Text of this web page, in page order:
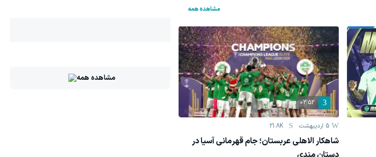
مشاهده همه
02:52
5 اردیبهشت 21.8K
شاهکار الاهلی عربستان؛ جام قهرمانی آسیا در
مشاهده همه